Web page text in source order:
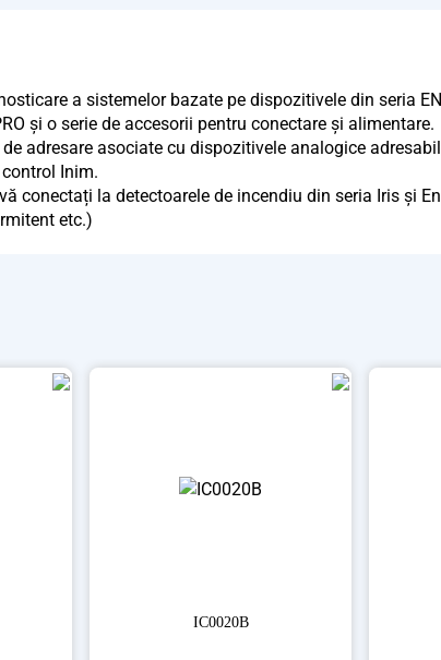
a sistemelor bazate pe dispozitivele din seria
și o serie de accesorii pentru conectare și alimentare.
adresare asociate cu dispozitivele analogice
Inim.
conectați la detectoarele de incendiu din seria Iris și
etc.)
IC0020B